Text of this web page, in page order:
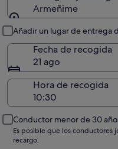
Armeñime
Añadir un lugar de entrega
Fecha de recogida
21 ago
Hora de recogida
Conductor menor de 30
Es posible que los conductores
recargo.